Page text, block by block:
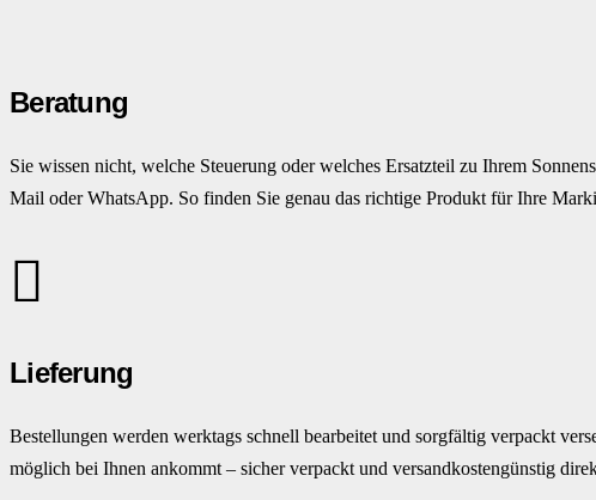
Beratung
Sie wissen nicht, welche Steuerung oder welches Ersatzteil zu Ihrem
Mail oder WhatsApp. So finden Sie genau das richtige Produkt für Ihre
Lieferung
Bestellungen werden werktags schnell bearbeitet und sorgfältig verpackt
möglich bei Ihnen ankommt – sicher verpackt und versandkostengünstig